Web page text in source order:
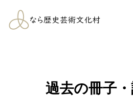
なら歴史芸術文化
村
過去の冊子